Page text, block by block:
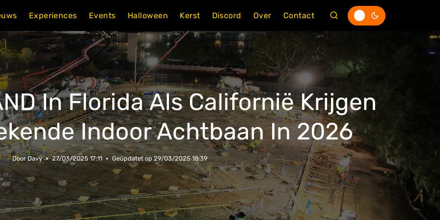
Experiences Events Halloween Kerst Discord Over Contact
In Florida Als Californië Krijgen
Indoor Achtbaan In 2026
Door Davy 27/03/2025 17:11 Geüpdatet op 29/03/2025 18:39